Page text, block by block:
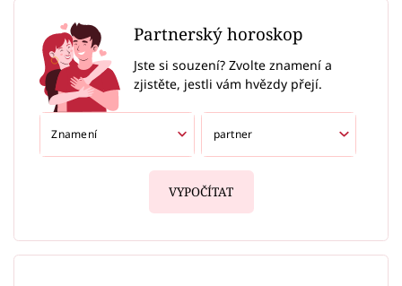
Partnerský horoskop
Jste si souzení? Zvolte znamení a
zjistěte, jestli vám hvězdy přejí.
VYPOČÍTAT